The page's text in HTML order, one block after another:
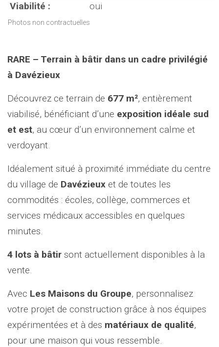
Viabilité : oui
Photos non contractuelles
RARE – Terrain à bâtir dans un cadre privilégié
à Davézieux
Découvrez ce terrain de 677 m², entièrement
viabilisé, bénéficiant d’une exposition idéale sud
et est, au cœur d’un environnement calme et
verdoyant.
Idéalement situé à proximité immédiate du centre
du village de Davézieux et de toutes les
commodités : écoles, collège, commerces et
services médicaux accessibles en quelques
minutes.
4 lots à bâtir sont actuellement disponibles à la
vente.
Avec Les Maisons du Groupe, personnalisez
votre projet de construction grâce à nos équipes
expérimentées et à des matériaux de qualité,
pour une maison qui vous ressemble.